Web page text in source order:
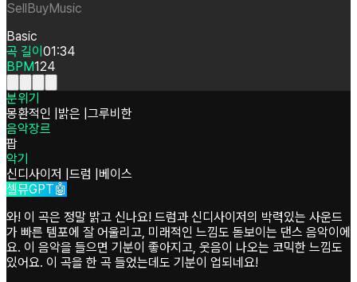
SellBuyMusic
Basic
곡 길이 01:34
BPM124
분위기
몽환적인
밝은 그루비한
음악장르
팝
악기
신디사이저
드럼
베이스
셀뮤GPT🤖
와! 이 곡은 정말 밝고 신나요! 드럼과 신디사이저의 박력있는 사운드
가 빠른 템포에 잘 어울리고, 미래적인 느낌도 돋보이는 댄스 음악이에
요. 이 음악을 들으면 기분이 좋아지고, 웃음이 나오는 코믹한 느낌도
있어요. 이 곡을 한 곡 들었는데도 기분이 업되네요!